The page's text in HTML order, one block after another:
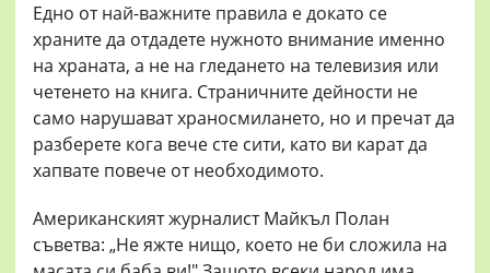
Едно от най-важните правила е докато се
храните да отдадете нужното внимание именно
на храната, а не на гледането на телевизия или
четенето на книга. Страничните дейности не
само нарушават храносмилането, но и пречат да
разберете кога вече сте сити, като ви карат да
хапвате повече от необходимото.
Американският журналист Майкъл Полан
съветва: „Не яжте нищо, което не би сложила на